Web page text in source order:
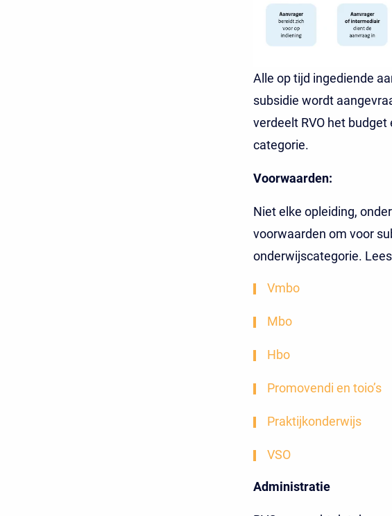
Alle op tijd ingediende
subsidie wordt
verdeelt RVO het
categorie.
Voorwaarden:
Niet elke opleiding,
voorwaarden om voor
onderwijscategorie.
Vmbo
Mbo
Hbo
Promovendi en toio’s
Praktijkonderwijs
VSO
Administratie